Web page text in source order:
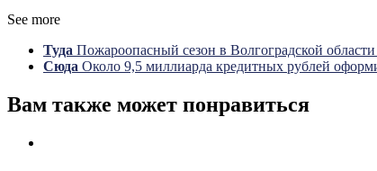
See more
Туда Пожароопасный сезон в Волгоградской области
Сюда Около 9,5 миллиарда кредитных рублей
Вам также может понравиться